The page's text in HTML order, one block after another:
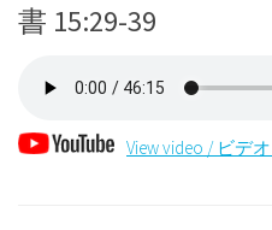
書 15:29-39
View video / ビデ